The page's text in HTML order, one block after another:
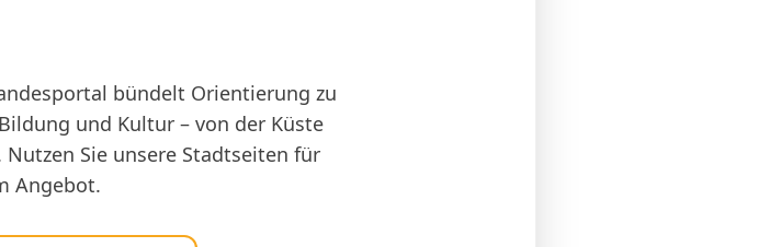
bündelt Orientierung zu
und Kultur – von der Küste
Sie unsere Stadtseiten für
Angebot.